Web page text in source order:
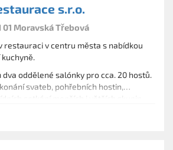
s.r.o.
01 Moravská Třebová
restauraci v centru města s nabídkou
dva oddělené salónky pro cca. 20 hostů.
svateb, pohřebních hostin,
setkání menších i větších skupin.